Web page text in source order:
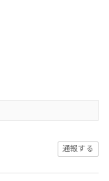
通報する